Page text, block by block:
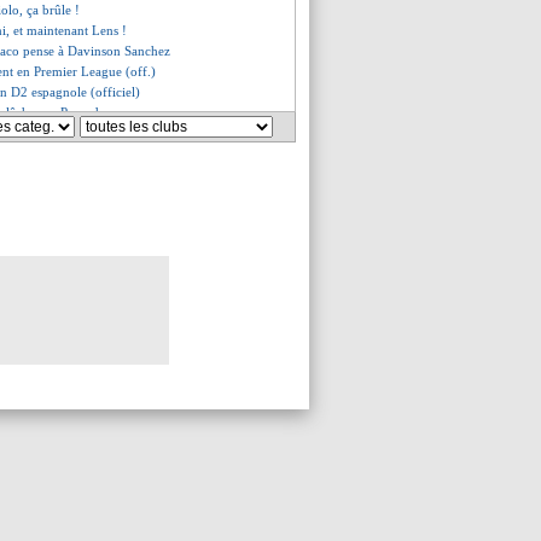
ça brûle !
et maintenant Lens !
pense à Davinson Sanchez
en Premier League (off.)
D2 espagnole (officiel)
lâche pas Pavard
40 M€ de ventes